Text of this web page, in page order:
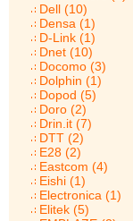
Dell (10)
Densa (1)
D-Link (1)
Dnet (10)
Docomo (3)
Dolphin (1)
Dopod (5)
Doro (2)
Drin.it (7)
DTT (2)
E28 (2)
Eastcom (4)
Eishi (1)
Electronica (1)
Elitek (5)